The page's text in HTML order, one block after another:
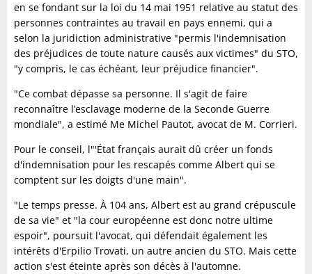
en se fondant sur la loi du 14 mai 1951 relative au statut des
personnes contraintes au travail en pays ennemi, qui a
selon la juridiction administrative "permis l'indemnisation
des préjudices de toute nature causés aux victimes" du STO,
"y compris, le cas échéant, leur préjudice financier".
"Ce combat dépasse sa personne. Il s'agit de faire
reconnaître l’esclavage moderne de la Seconde Guerre
mondiale", a estimé Me Michel Pautot, avocat de M. Corrieri.
Pour le conseil, l"'État français aurait dû créer un fonds
d'indemnisation pour les rescapés comme Albert qui se
comptent sur les doigts d'une main".
"Le temps presse. À 104 ans, Albert est au grand crépuscule
de sa vie" et "la cour européenne est donc notre ultime
espoir", poursuit l'avocat, qui défendait également les
intérêts d'Erpilio Trovati, un autre ancien du STO. Mais cette
action s'est éteinte après son décès à l'automne.